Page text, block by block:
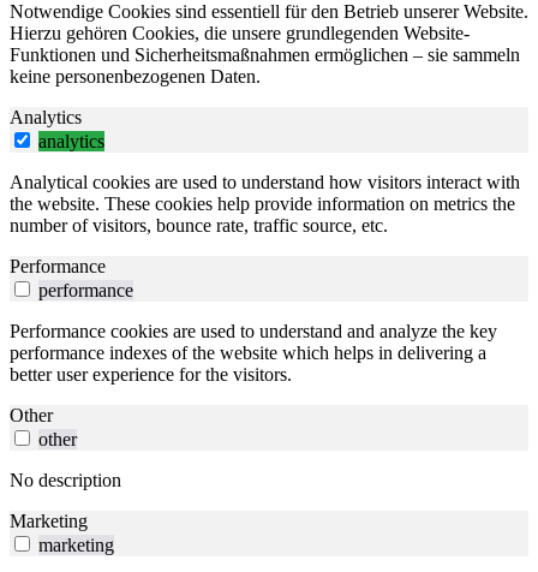
Notwendige Cookies sind essentiell für den Betrieb unserer Website.
Hierzu gehören Cookies, die unsere grundlegenden Website-
Funktionen und Sicherheitsmaßnahmen ermöglichen – sie sammeln
keine personenbezogenen Daten.
Analytics
analytics
Analytical cookies are used to understand how visitors interact with
the website. These cookies help provide information on metrics the
number of visitors, bounce rate, traffic source, etc.
Performance
performance
Performance cookies are used to understand and analyze the key
performance indexes of the website which helps in delivering a
better user experience for the visitors.
Other
other
No description
Marketing
marketing